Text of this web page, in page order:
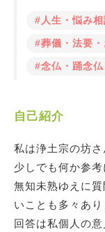
#人生・悩み相
#葬儀・法要
#念仏・踊念仏
自己紹介
私は浄土宗の坊さ
少しでも何か参
無知未熟ゆえに
いことも多々あり
回答は私個人の